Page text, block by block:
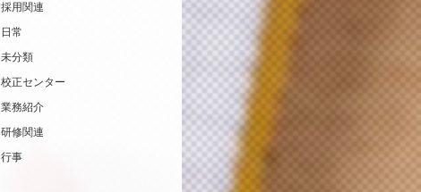
採用関連
日常
未分類
校正センター
業務紹介
研修関連
行事